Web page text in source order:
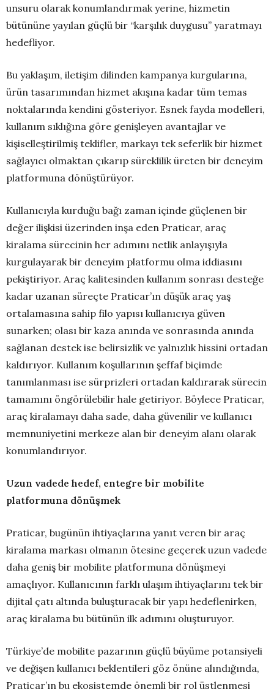
unsuru olarak konumlandırmak yerine, hizmetin
bütününe yayılan güçlü bir “karşılık duygusu” yaratmayı
hedefliyor.
Bu yaklaşım, iletişim dilinden kampanya kurgularına,
ürün tasarımından hizmet akışına kadar tüm temas
noktalarında kendini gösteriyor. Esnek fayda modelleri,
kullanım sıklığına göre genişleyen avantajlar ve
kişiselleştirilmiş teklifler, markayı tek seferlik bir hizmet
sağlayıcı olmaktan çıkarıp süreklilik üreten bir deneyim
platformuna dönüştürüyor.
Kullanıcıyla kurduğu bağı zaman içinde güçlenen bir
değer ilişkisi üzerinden inşa eden Praticar, araç
kiralama sürecinin her adımını netlik anlayışıyla
kurgulayarak bir deneyim platformu olma iddiasını
pekiştiriyor. Araç kalitesinden kullanım sonrası desteğe
kadar uzanan süreçte Praticar’ın düşük araç yaş
ortalamasına sahip filo yapısı kullanıcıya güven
sunarken; olası bir kaza anında ve sonrasında anında
sağlanan destek ise belirsizlik ve yalnızlık hissini ortadan
kaldırıyor. Kullanım koşullarının şeffaf biçimde
tanımlanması ise sürprizleri ortadan kaldırarak sürecin
tamamını öngörülebilir hale getiriyor. Böylece Praticar,
araç kiralamayı daha sade, daha güvenilir ve kullanıcı
memnuniyetini merkeze alan bir deneyim alanı olarak
konumlandırıyor.
Uzun vadede hedef, entegre bir mobilite
platformuna dönüşmek
Praticar, bugünün ihtiyaçlarına yanıt veren bir araç
kiralama markası olmanın ötesine geçerek uzun vadede
daha geniş bir mobilite platformuna dönüşmeyi
amaçlıyor. Kullanıcının farklı ulaşım ihtiyaçlarını tek bir
dijital çatı altında buluşturacak bir yapı hedeflenirken,
araç kiralama bu bütünün ilk adımını oluşturuyor.
Türkiye’de mobilite pazarının güçlü büyüme potansiyeli
ve değişen kullanıcı beklentileri göz önüne alındığında,
Praticar’ın bu ekosistemde önemli bir rol üstlenmesi